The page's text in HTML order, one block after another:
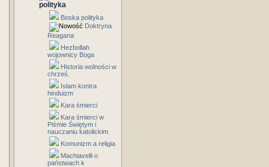
polityka
Boska polityka
Doktryna
Reagana
Hezbollah
wojownicy Boga
Historia wolności w
chrześ.
Islam kontra
hinduizm
Kara śmierci
Kara śmierci w
Piśmie Świętym i
nauczaniu katolickim
Komunizm a religia
Machiavelli o
państwach k